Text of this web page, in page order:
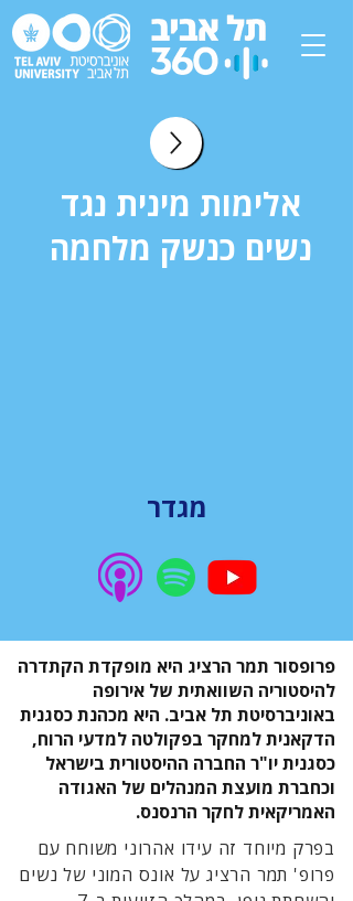
אלימות מינית נגד
נשים כנשק מלחמה
מגדר
פרופסור תמר הרציג היא מופקדת הקתדרה
להיסטוריה השוואתית של אירופה
באוניברסיטת תל אביב. היא מכהנת כסגנית
הדקאנית למחקר בפקולטה למדעי הרוח,
כסגנית יו"ר החברה ההיסטורית בישראל
וכחברת מועצת המנהלים של האגודה
האמריקאית לחקר הרנסנס.
בפרק מיוחד זה עידו אהרוני משוחח עם
פרופ' תמר הרציג על אונס המוני של נשים